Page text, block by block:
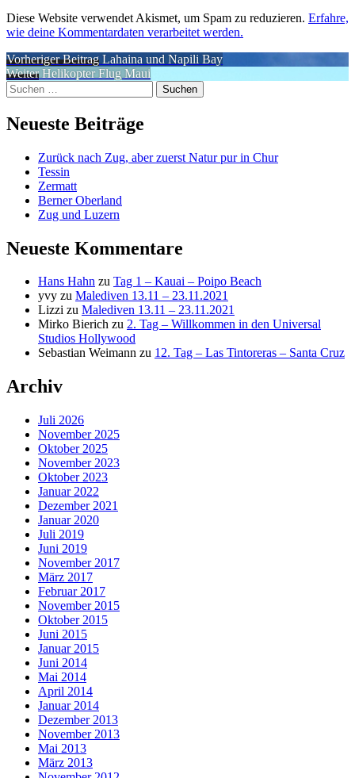
Diese Website verwendet Akismet, um Spam zu reduzieren. Erfahre,
wie deine Kommentardaten verarbeitet werden.
Beitragsnavigation
Vorheriger Beitrag Vorheriger
Beitrag:
Lahaina und Napili Bay
Weiter Nächster
Beitrag:
Helikopter Flug Maui
Suchen
nach:
Neueste Beiträge
Zurück nach Zug, aber zuerst Natur pur in Chur
Tessin
Zermatt
Berner Oberland
Zug und Luzern
Neueste Kommentare
Hans Hahn zu Tag 1 – Kauai – Poipo Beach
yvy zu Malediven 13.11 – 23.11.2021
Lizzi zu Malediven 13.11 – 23.11.2021
Mirko Bierich zu 2. Tag – Willkommen in den Universal
Studios Hollywood
Sebastian Weimann zu 12. Tag – Las Tintoreras – Santa Cruz
Archiv
Juli 2026
November 2025
Oktober 2025
November 2023
Oktober 2023
Januar 2022
Dezember 2021
Januar 2020
Juli 2019
Juni 2019
November 2017
März 2017
Februar 2017
November 2015
Oktober 2015
Juni 2015
Januar 2015
Juni 2014
Mai 2014
April 2014
Januar 2014
Dezember 2013
November 2013
Mai 2013
März 2013